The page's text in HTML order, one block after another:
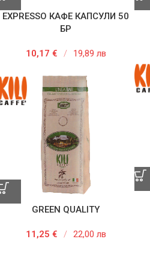
EXPRESSO КАФЕ КАПСУЛИ 50
БР
10,17 € / 19,89 лв
GREEN QUALITY
11,25 € / 22,00 лв